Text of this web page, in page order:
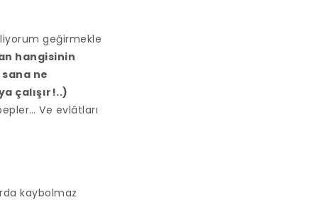
geğirmekle
hangisinin
ne
çalışır!..)
Ve evlâtları
kaybolmaz